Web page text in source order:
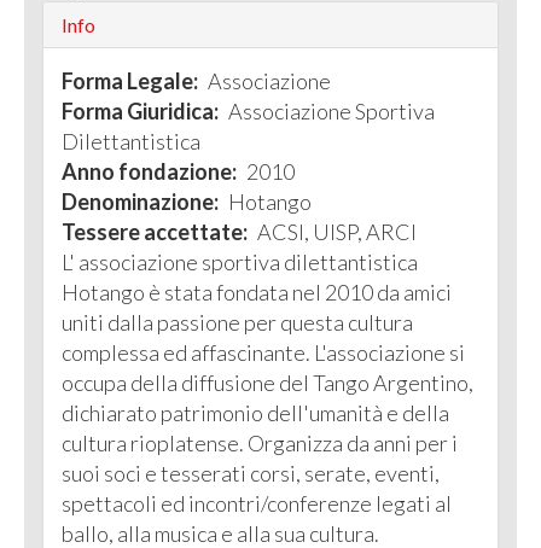
Info
Forma Legale: Associazione
Forma Giuridica: Associazione Sportiva
Dilettantistica
Anno fondazione: 2010
Denominazione: Hotango
Tessere accettate: ACSI, UISP, ARCI
L' associazione sportiva dilettantistica
Hotango è stata fondata nel 2010 da amici
uniti dalla passione per questa cultura
complessa ed affascinante. L'associazione si
occupa della diffusione del Tango Argentino,
dichiarato patrimonio dell'umanità e della
cultura rioplatense. Organizza da anni per i
suoi soci e tesserati corsi, serate, eventi,
spettacoli ed incontri/conferenze legati al
ballo, alla musica e alla sua cultura.